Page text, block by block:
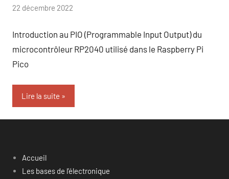
par
22 décembre 2022
Introduction au PIO (Programmable Input Output) du
microcontrôleur RP2040 utilisé dans le Raspberry Pi
Pico
Lire la suite
Accueil
Les bases de l’électronique